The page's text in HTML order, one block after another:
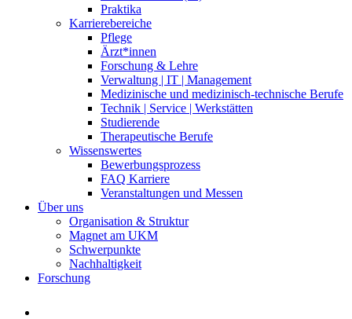
Praktika
Karrierebereiche
Pflege
Ärzt*innen
Forschung & Lehre
Verwaltung | IT | Management
Medizinische und medizinisch-technische Berufe
Technik | Service | Werkstätten
Studierende
Therapeutische Berufe
Wissenswertes
Bewerbungsprozess
FAQ Karriere
Veranstaltungen und Messen
Über uns
Organisation & Struktur
Magnet am UKM
Schwerpunkte
Nachhaltigkeit
Forschung